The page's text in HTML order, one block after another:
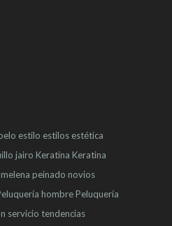
estilo estilos estética
jairo Keratina Keratina
melena peinado novios
hombrePeluquería
servicio tendencias